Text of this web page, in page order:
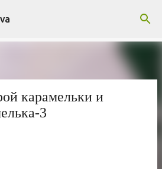
контенту
карамельки и
3